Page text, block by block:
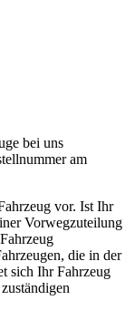
bei uns
am
vor. Ist Ihr
Vorwegzuteilung
die in der
sich Ihr Fahrzeug